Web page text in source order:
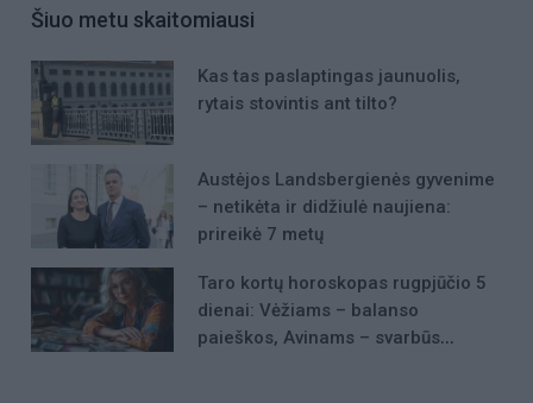
Šiuo metu skaitomiausi
Kas tas paslaptingas jaunuolis,
rytais stovintis ant tilto?
Austėjos Landsbergienės gyvenime
– netikėta ir didžiulė naujiena:
prireikė 7 metų
Taro kortų horoskopas rugpjūčio 5
dienai: Vėžiams – balanso
paieškos, Avinams – svarbūs